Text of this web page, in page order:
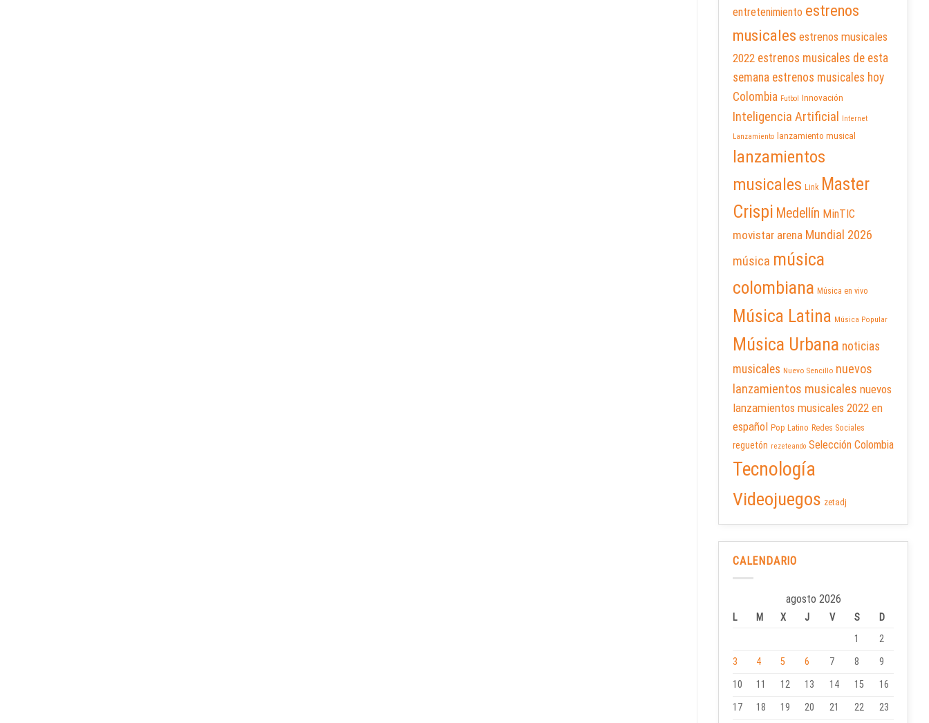
entretenimiento estrenos
musicales estrenos musicales
2022 estrenos musicales de esta
semana estrenos musicales hoy
Colombia Futbol Innovación
Inteligencia Artificial
Internet
Lanzamiento
lanzamiento musical
lanzamientos
musicales Link Master
Crispi Medellín MinTIC
movistar arena Mundial 2026
música música
colombiana Música en vivo
Música Latina Música Popular
Música Urbana noticias
musicales Nuevo Sencillo nuevos
lanzamientos musicales nuevos
lanzamientos musicales 2022 en
español Pop Latino Redes Sociales
reguetón rezeteando Selección Colombia
Tecnología
Videojuegos zetadj
CALENDARIO
agosto 2026
L M X J V S
D
1
2
3
4 5 6 7 8
9
10
11 12 13 14 15
16
17
18 19 20 21 22
23